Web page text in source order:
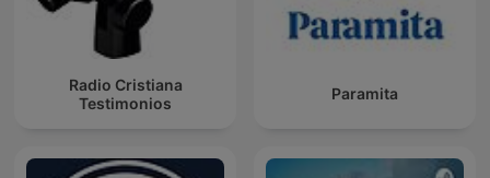
Radio Cristiana
Testimonios
Paramita